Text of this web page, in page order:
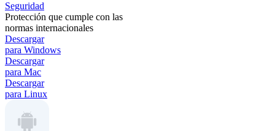
Seguridad
Protección que cumple con las
normas internacionales
Descargar
para Windows
Descargar
para Mac
Descargar
para Linux